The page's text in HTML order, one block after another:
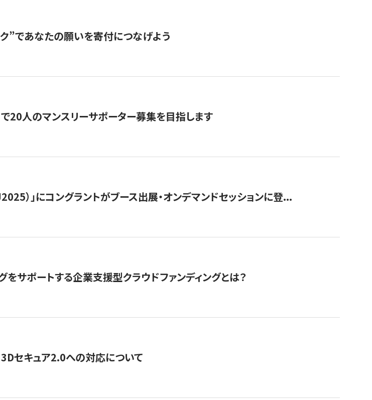
”であなたの願いを寄付につなげよう
で20人のマンスリーサポーター募集を目指します
）」にコングラントがブース出展・オンデマンドセッションに登...
サポートする企業支援型クラウドファンディングとは？
セキュア2.0への対応について